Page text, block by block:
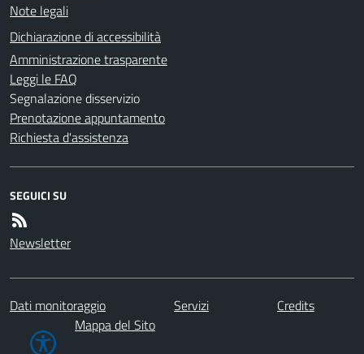
Note legali
Dichiarazione di accessibilità
Amministrazione trasparente
Leggi le FAQ
Segnalazione disservizio
Prenotazione appuntamento
Richiesta d'assistenza
SEGUICI SU
Newsletter
Dati monitoraggio Servizi
Credits
Mappa del Sito